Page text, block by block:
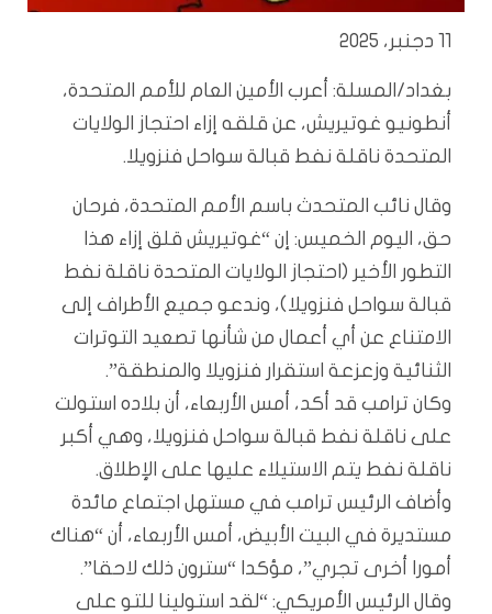
11 دجنبر، 2025
بغداد/المسلة: أعرب الأمين العام للأمم المتحدة،
أنطونيو غوتيريش، عن قلقه إزاء احتجاز الولايات
المتحدة ناقلة نفط قبالة سواحل فنزويلا.
وقال نائب المتحدث باسم الأمم المتحدة، فرحان
حق، اليوم الخميس: إن “غوتيريش قلق إزاء هذا
التطور الأخير (احتجاز الولايات المتحدة ناقلة نفط
قبالة سواحل فنزويلا)، وندعو جميع الأطراف إلى
الامتناع عن أي أعمال من شأنها تصعيد التوترات
الثنائية وزعزعة استقرار فنزويلا والمنطقة”.
وكان ترامب قد أكد، أمس الأربعاء، أن بلاده استولت
على ناقلة نفط قبالة سواحل فنزويلا، وهي أكبر
ناقلة نفط يتم الاستيلاء عليها على الإطلاق.
وأضاف الرئيس ترامب في مستهل اجتماع مائدة
مستديرة في البيت الأبيض، أمس الأربعاء، أن “هناك
أمورا أخرى تجري”، مؤكدا “سترون ذلك لاحقا”.
وقال الرئيس الأمريكي: “لقد استولينا للتو على